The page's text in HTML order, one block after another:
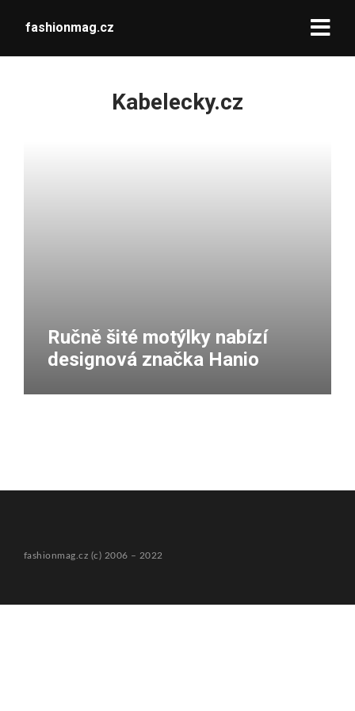
fashionmag.cz
Kabelecky.cz
Ručně šité motýlky nabízí
designová značka Hanio
fashionmag.cz (c) 2006 – 2022